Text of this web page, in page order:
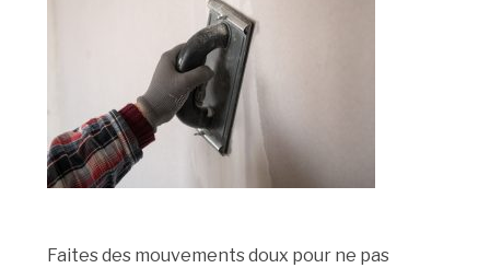
Faites des mouvements doux pour ne pas